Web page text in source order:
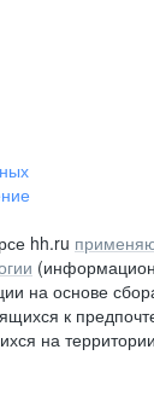
hh.ru
на основе
к
на